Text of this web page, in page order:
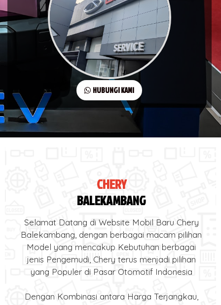
HUBUNGI KAMI
CHERY
BALEKAMBANG
Selamat Datang di Website Mobil Baru Chery
Balekambang, dengan berbagai macam pilihan
Model yang mencakup Kebutuhan berbagai
jenis Pengemudi, Chery terus menjadi pilihan
yang Populer di Pasar Otomotif Indonesia
Dengan Kombinasi antara Harga Terjangkau,